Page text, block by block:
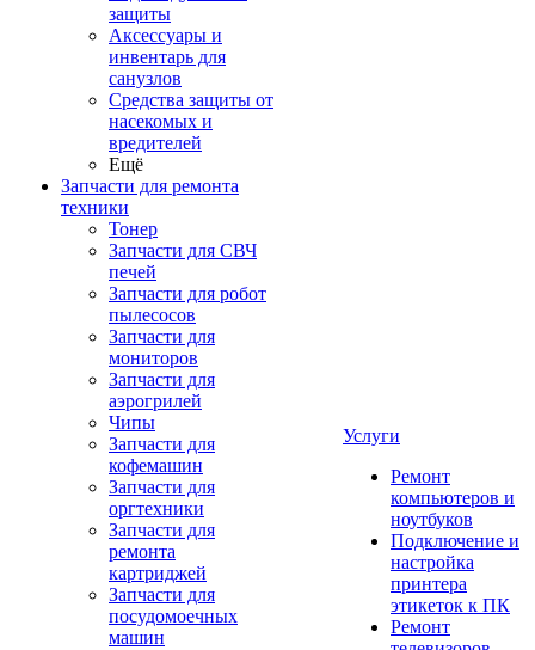
защиты
Аксессуары и
инвентарь для
санузлов
Средства защиты от
насекомых и
вредителей
Ещё
Запчасти для ремонта
техники
Тонер
Запчасти для СВЧ
печей
Запчасти для робот
пылесосов
Запчасти для
мониторов
Запчасти для
аэрогрилей
Чипы
Запчасти для
кофемашин
Запчасти для
оргтехники
Запчасти для
ремонта
картриджей
Запчасти для
посудомоечных
машин
Услуги
Ремонт
компьютеров и
ноутбуков
Подключение и
настройка
принтера
этикеток к ПК
Ремонт